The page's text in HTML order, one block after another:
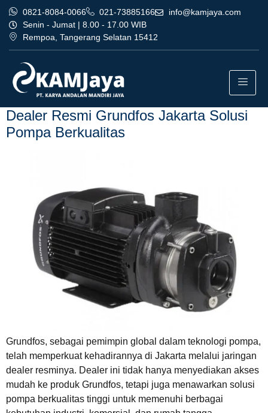
0821-8084-0066 021-73885166
info@kamjaya.com
Senin - Jumat | 8.00 - 17.00 WIB
Rempoa, Tangerang Selatan 15412
Tag:
jakarta termurah cikarang
Dealer Resmi Grundfos Jakarta Solusi
Pompa Berkualitas
Grundfos, sebagai pemimpin global dalam teknologi pompa,
telah memperkuat kehadirannya di Jakarta melalui jaringan
dealer resminya. Dealer ini tidak hanya menyediakan akses
mudah ke produk Grundfos, tetapi juga menawarkan solusi
pompa berkualitas tinggi untuk memenuhi berbagai